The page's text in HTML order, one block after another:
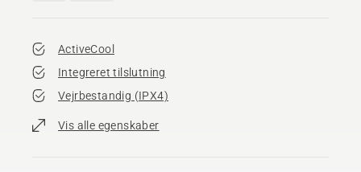
ActiveCool
Integreret tilslutning
Vejrbestandig (IPX4)
Vis alle egenskaber